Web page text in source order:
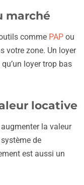
marché
comme PAP ou
votre zone. Un loyer
loyer trop bas
locative
la valeur
de
est aussi un